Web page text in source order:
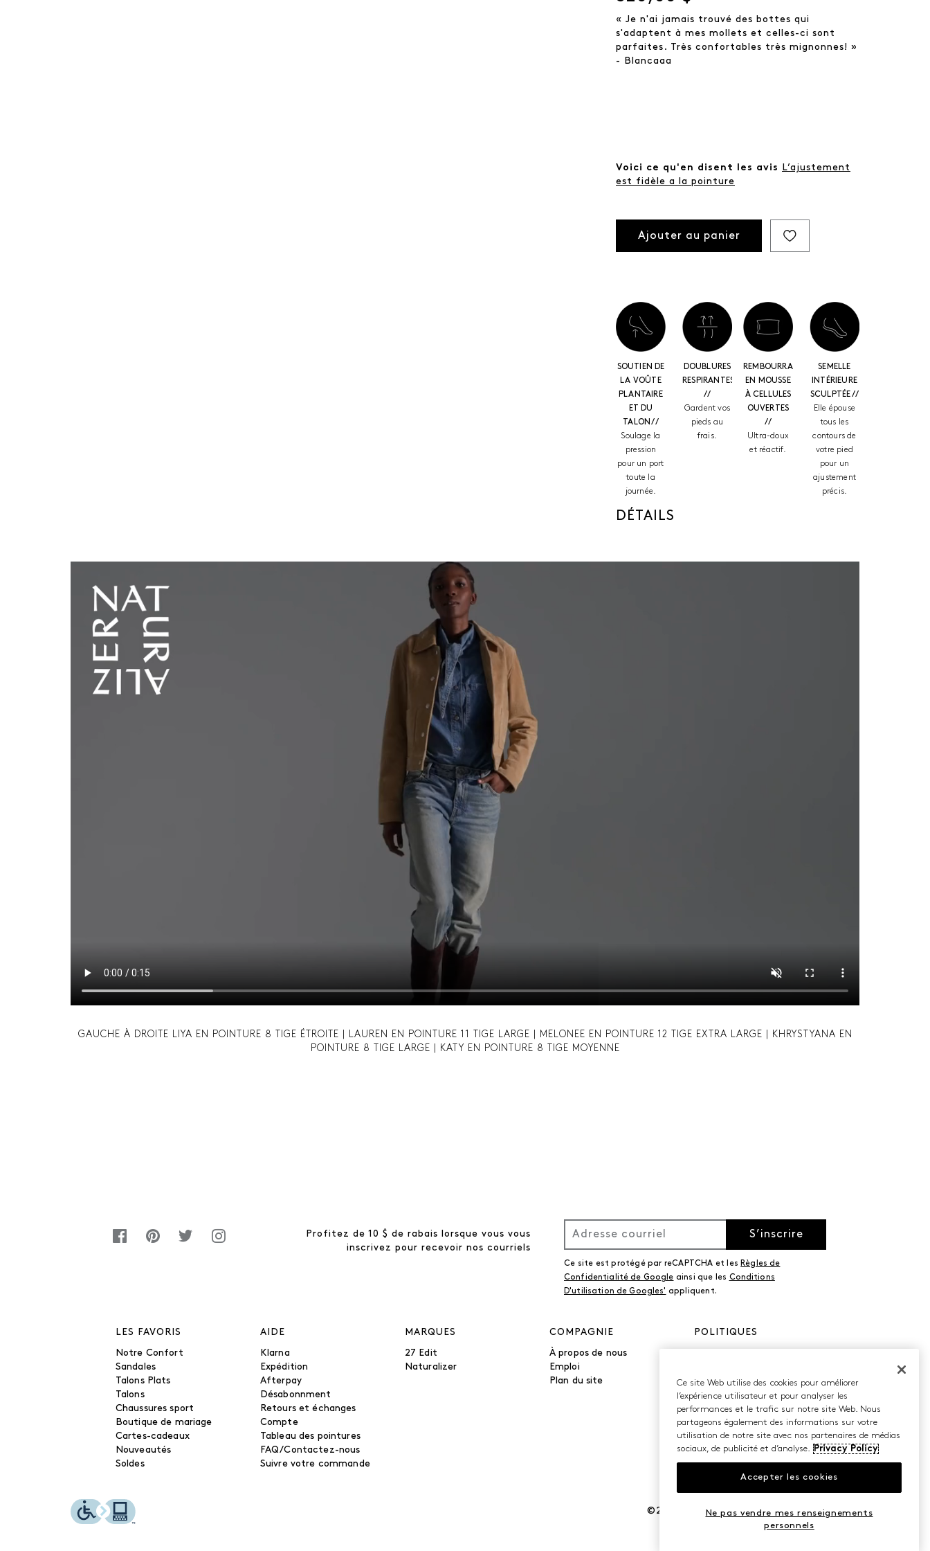
« Je n'ai jamais trouvé des bottes qui
s'adaptent à mes mollets et celles-ci sont
parfaites. Très confortables très mignonnes! »
- Blancaaa
Voici ce qu'en disent les avis L’ajustement
est fidèle a la pointure
Ajouter au panier
SOUTIEN DE
LA VOÛTE
PLANTAIRE
ET DU
TALON //
Soulage la
pression
pour un port
toute la
journée.
DOUBLURES
RESPIRANTES
//
Gardent vos
pieds au
frais.
REMBOURRAGE
EN MOUSSE
À CELLULES
OUVERTES
//
Ultra-doux
et réactif.
SEMELLE
INTÉRIEURE
SCULPTÉE //
Elle épouse
tous les
contours de
votre pied
pour un
ajustement
précis.
DÉTAILS
GAUCHE À DROITE LIYA EN POINTURE 8 TIGE ÉTROITE | LAUREN EN POINTURE 11 TIGE LARGE | MELONEE EN POINTURE 12 TIGE EXTRA LARGE | KHRYSTYANA EN
POINTURE 8 TIGE LARGE | KATY EN POINTURE 8 TIGE MOYENNE
Profitez de 10 $ de rabais lorsque vous vous
inscrivez pour recevoir nos courriels
S’inscrire
Ce site est protégé par reCAPTCHA et les Règles de
Confidentialité de Google ainsi que les Conditions
D'utilisation de Googles' appliquent.
LES FAVORIS
Notre Confort
Sandales
Talons Plats
Talons
Chaussures sport
Boutique de mariage
Cartes-cadeaux
Nouveautés
Soldes
AIDE
Klarna
Expédition
Afterpay
Désabonnment
Retours et échanges
Compte
Tableau des pointures
FAQ/Contactez-nous
Suivre votre commande
MARQUES
27 Edit
Naturalizer
COMPAGNIE
À propos de nous
Emploi
Plan du site
POLITIQUES
Conditions d’utilisation
Accessibilité
©2026 Caleres, Inc. Tous droits réservés.
Ce site Web utilise des cookies pour améliorer
l’expérience utilisateur et pour analyser les
performances et le trafic sur notre site Web. Nous
partageons également des informations sur votre
utilisation de notre site avec nos partenaires de médias
sociaux, de publicité et d’analyse.
Privacy Policy
Accepter les cookies
Ne pas vendre mes renseignements
personnels